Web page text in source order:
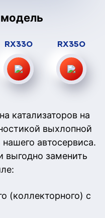
RX330 RX350
катализаторов на
выхлопной
автосервиса.
выгодно заменить
(коллекторного) с